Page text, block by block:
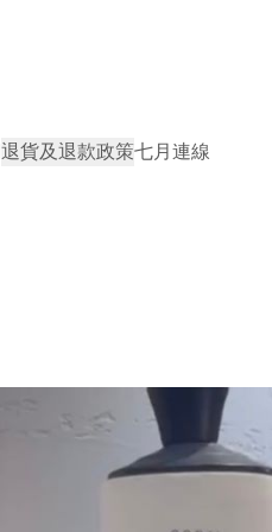
退貨及退款政策七月連線